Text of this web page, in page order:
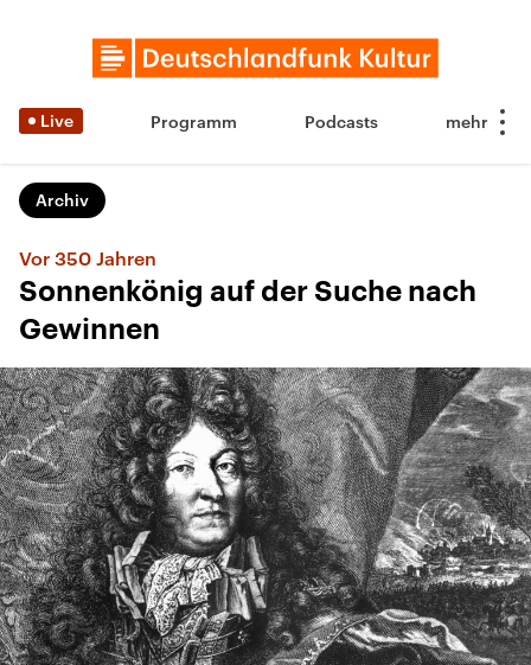
Live Programm Podcasts
Archiv
Vor 350 Jahren
Sonnenkönig auf der Suche nach
Gewinnen